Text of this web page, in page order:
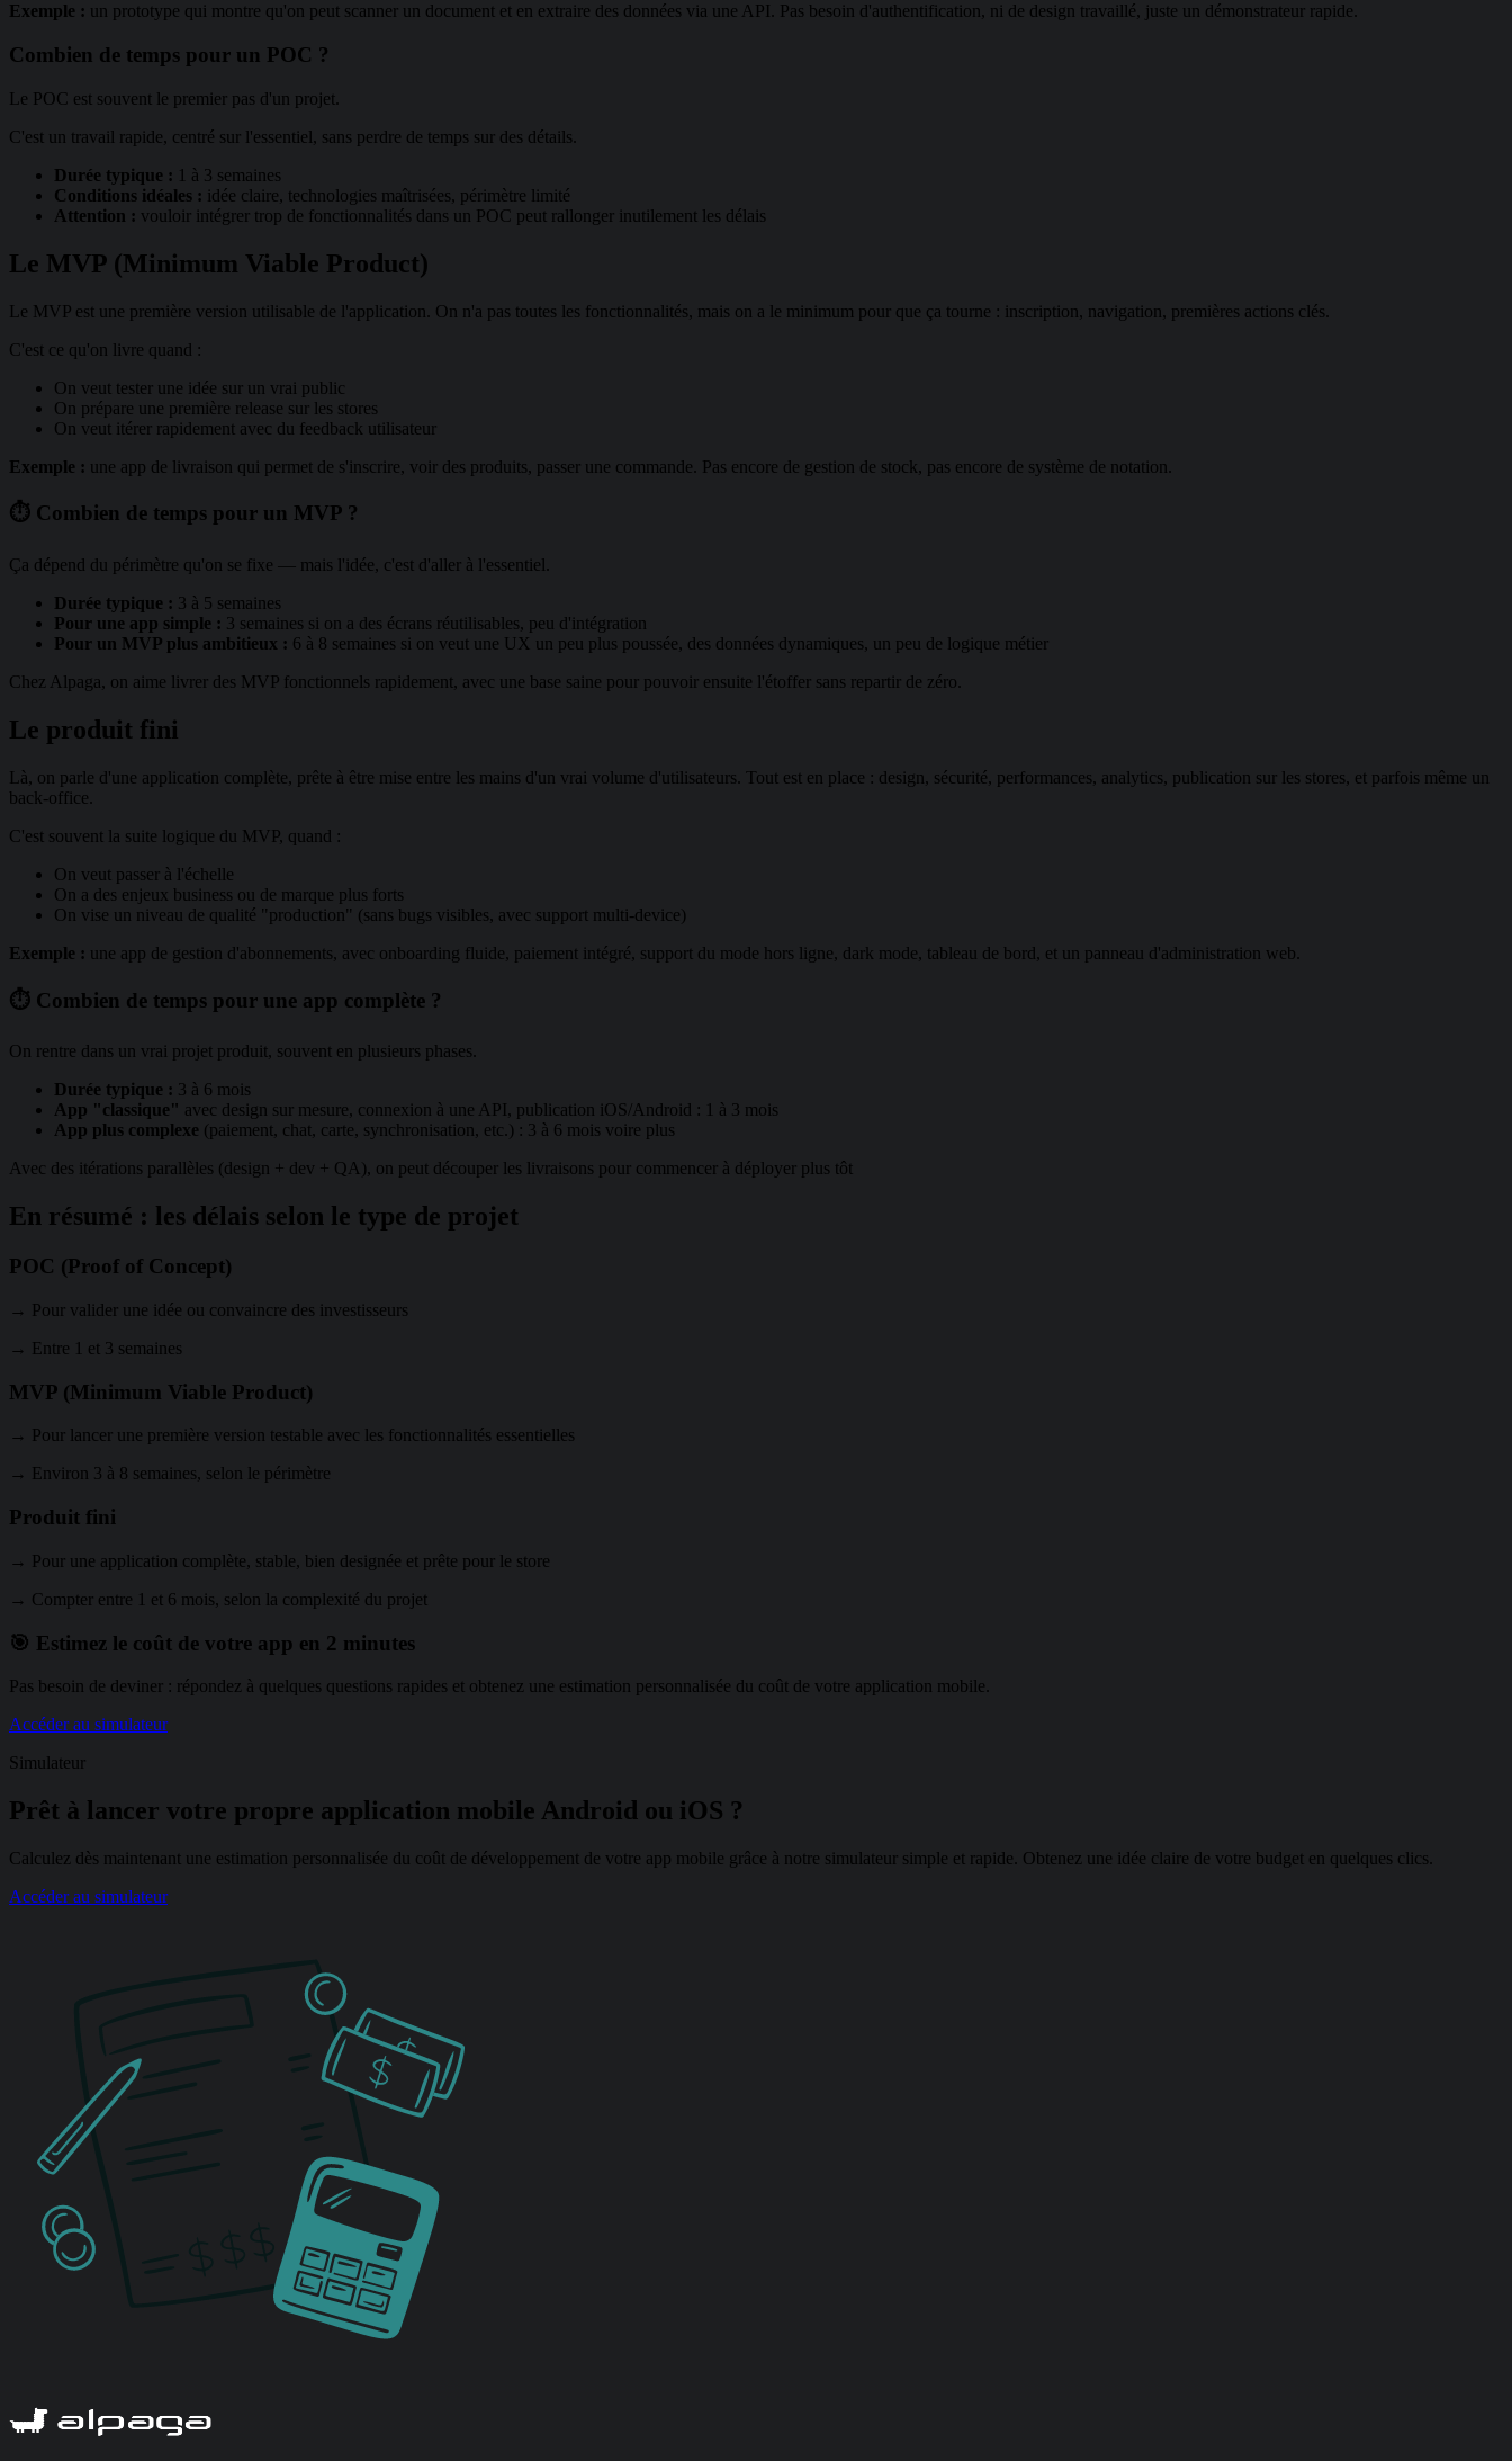
Exemple : un prototype qui montre qu'on peut scanner un document et en extraire des données via une API. Pas besoin d'authentification, ni de design travaillé, juste un démonstrateur rapide.
Combien de temps pour un POC ?
Le POC est souvent le premier pas d'un projet.
C'est un travail rapide, centré sur l'essentiel, sans perdre de temps sur des détails.
Durée typique : 1 à 3 semaines
Conditions idéales : idée claire, technologies maîtrisées, périmètre limité
Attention : vouloir intégrer trop de fonctionnalités dans un POC peut rallonger inutilement les délais
Le MVP (Minimum Viable Product)
Le MVP est une première version utilisable de l'application. On n'a pas toutes les fonctionnalités, mais on a le minimum pour que ça tourne : inscription, navigation, premières actions clés.
C'est ce qu'on livre quand :
On veut tester une idée sur un vrai public
On prépare une première release sur les stores
On veut itérer rapidement avec du feedback utilisateur
Exemple : une app de livraison qui permet de s'inscrire, voir des produits, passer une commande. Pas encore de gestion de stock, pas encore de système de notation.
⏱️ Combien de temps pour un MVP ?
Ça dépend du périmètre qu'on se fixe — mais l'idée, c'est d'aller à l'essentiel.
Durée typique : 3 à 5 semaines
Pour une app simple : 3 semaines si on a des écrans réutilisables, peu d'intégration
Pour un MVP plus ambitieux : 6 à 8 semaines si on veut une UX un peu plus poussée, des données dynamiques, un peu de logique métier
Chez Alpaga, on aime livrer des MVP fonctionnels rapidement, avec une base saine pour pouvoir ensuite l'étoffer sans repartir de zéro.
Le produit fini
Là, on parle d'une application complète, prête à être mise entre les mains d'un vrai volume d'utilisateurs. Tout est en place : design, sécurité, performances, analytics, publication sur les stores, et parfois même un
back-office.
C'est souvent la suite logique du MVP, quand :
On veut passer à l'échelle
On a des enjeux business ou de marque plus forts
On vise un niveau de qualité "production" (sans bugs visibles, avec support multi-device)
Exemple : une app de gestion d'abonnements, avec onboarding fluide, paiement intégré, support du mode hors ligne, dark mode, tableau de bord, et un panneau d'administration web.
⏱️ Combien de temps pour une app complète ?
On rentre dans un vrai projet produit, souvent en plusieurs phases.
Durée typique : 3 à 6 mois
App "classique" avec design sur mesure, connexion à une API, publication iOS/Android : 1 à 3 mois
App plus complexe (paiement, chat, carte, synchronisation, etc.) : 3 à 6 mois voire plus
Avec des itérations parallèles (design + dev + QA), on peut découper les livraisons pour commencer à déployer plus tôt
En résumé : les délais selon le type de projet
POC (Proof of Concept)
→ Pour valider une idée ou convaincre des investisseurs
→ Entre 1 et 3 semaines
MVP (Minimum Viable Product)
→ Pour lancer une première version testable avec les fonctionnalités essentielles
→ Environ 3 à 8 semaines, selon le périmètre
Produit fini
→ Pour une application complète, stable, bien designée et prête pour le store
→ Compter entre 1 et 6 mois, selon la complexité du projet
🎯 Estimez le coût de votre app en 2 minutes
Pas besoin de deviner : répondez à quelques questions rapides et obtenez une estimation personnalisée du coût de votre application mobile.
Accéder au simulateur
Simulateur
Prêt à lancer votre propre application mobile Android ou iOS ?
Calculez dès maintenant une estimation personnalisée du coût de développement de votre app mobile grâce à notre simulateur simple et rapide. Obtenez une idée claire de votre budget en quelques clics.
Accéder au simulateur